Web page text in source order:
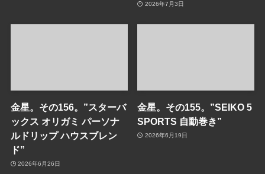
2026年7月3日
金星。その156。”スターバ
ックス オリガミ パーソナ
ルドリップ ハウスブレン
ド”
2026年6月26日
金星。その155。”SEIKO 5
SPORTS 自動巻き”
2026年6月19日